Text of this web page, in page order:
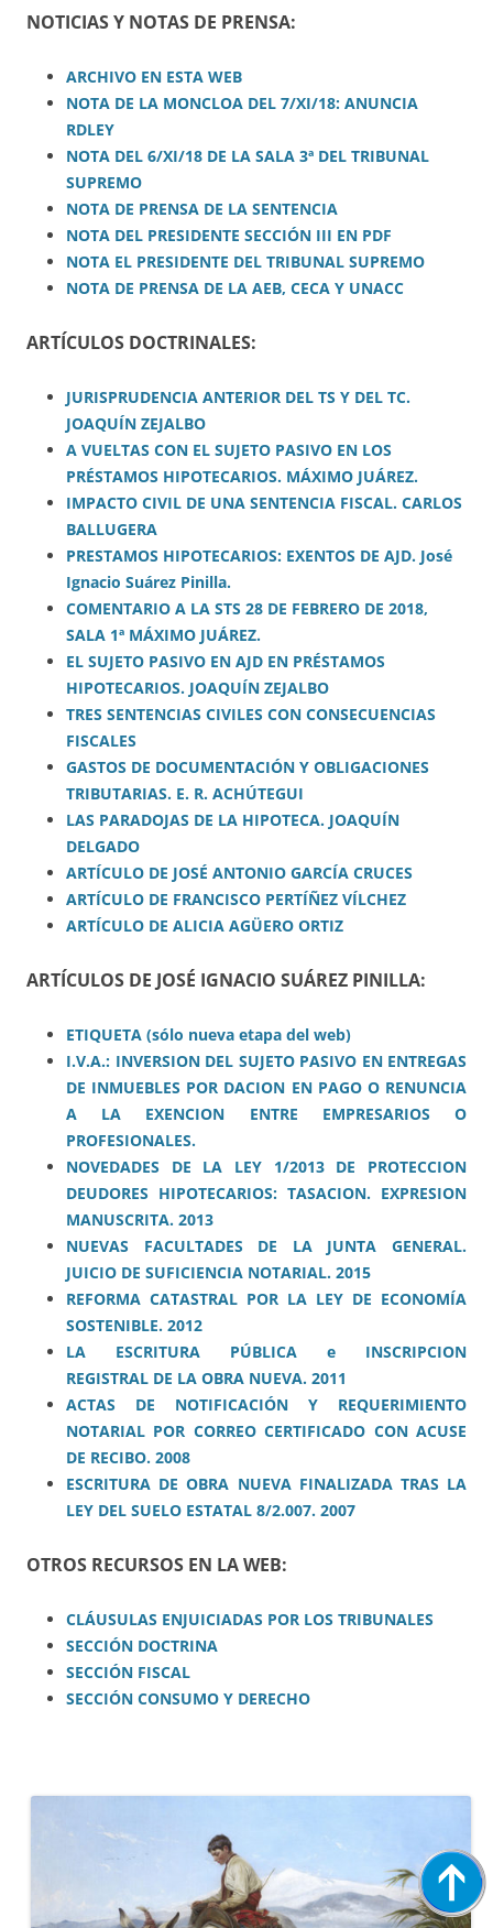
NOTICIAS Y NOTAS DE PRENSA:
ARCHIVO EN ESTA WEB
NOTA DE LA MONCLOA DEL 7/XI/18: ANUNCIA
RDLEY
NOTA DEL 6/XI/18 DE LA SALA 3ª DEL TRIBUNAL
SUPREMO
NOTA DE PRENSA DE LA SENTENCIA
NOTA DEL PRESIDENTE SECCIÓN III EN PDF
NOTA EL PRESIDENTE DEL TRIBUNAL SUPREMO
NOTA DE PRENSA DE LA AEB, CECA Y UNACC
ARTÍCULOS DOCTRINALES:
JURISPRUDENCIA ANTERIOR DEL TS Y DEL TC.
JOAQUÍN ZEJALBO
A VUELTAS CON EL SUJETO PASIVO EN LOS
PRÉSTAMOS HIPOTECARIOS. MÁXIMO JUÁREZ.
IMPACTO CIVIL DE UNA SENTENCIA FISCAL. CARLOS
BALLUGERA
PRESTAMOS HIPOTECARIOS: EXENTOS DE AJD. José
Ignacio Suárez Pinilla.
COMENTARIO A LA STS 28 DE FEBRERO DE 2018,
SALA 1ª MÁXIMO JUÁREZ.
EL SUJETO PASIVO EN AJD EN PRÉSTAMOS
HIPOTECARIOS. JOAQUÍN ZEJALBO
TRES SENTENCIAS CIVILES CON CONSECUENCIAS
FISCALES
GASTOS DE DOCUMENTACIÓN Y OBLIGACIONES
TRIBUTARIAS. E. R. ACHÚTEGUI
LAS PARADOJAS DE LA HIPOTECA. JOAQUÍN
DELGADO
ARTÍCULO DE JOSÉ ANTONIO GARCÍA CRUCES
ARTÍCULO DE FRANCISCO PERTÍÑEZ VÍLCHEZ
ARTÍCULO DE ALICIA AGÜERO ORTIZ
ARTÍCULOS DE JOSÉ IGNACIO SUÁREZ PINILLA:
ETIQUETA (sólo nueva etapa del web)
I.V.A.: INVERSION DEL SUJETO PASIVO EN ENTREGAS
DE INMUEBLES POR DACION EN PAGO O RENUNCIA
A LA EXENCION ENTRE EMPRESARIOS O
PROFESIONALES.
NOVEDADES DE LA LEY 1/2013 DE PROTECCION
DEUDORES HIPOTECARIOS: TASACION. EXPRESION
MANUSCRITA. 2013
NUEVAS FACULTADES DE LA JUNTA GENERAL.
JUICIO DE SUFICIENCIA NOTARIAL. 2015
REFORMA CATASTRAL POR LA LEY DE ECONOMÍA
SOSTENIBLE. 2012
LA ESCRITURA PÚBLICA e INSCRIPCION
REGISTRAL DE LA OBRA NUEVA. 2011
ACTAS DE NOTIFICACIÓN Y REQUERIMIENTO
NOTARIAL POR CORREO CERTIFICADO CON ACUSE
DE RECIBO. 2008
ESCRITURA DE OBRA NUEVA FINALIZADA TRAS LA
LEY DEL SUELO ESTATAL 8/2.007. 2007
OTROS RECURSOS EN LA WEB:
CLÁUSULAS ENJUICIADAS POR LOS TRIBUNALES
SECCIÓN DOCTRINA
SECCIÓN FISCAL
SECCIÓN CONSUMO Y DERECHO